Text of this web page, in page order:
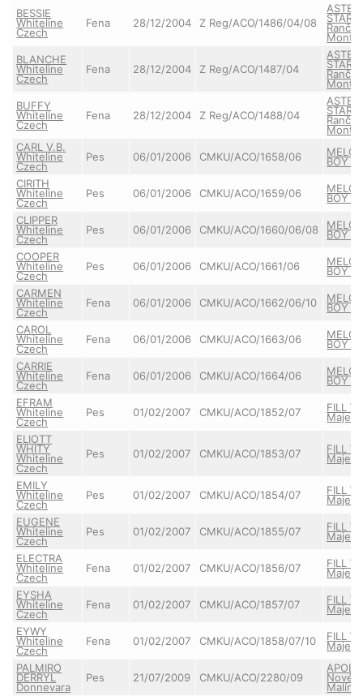
BESSIE
Whiteline
Czech
Fena 28/12/2004 Z Reg/ACO/1486/04/08 STAR z
Ranče
BLANCHE
Whiteline
Czech
Fena 28/12/2004 Z Reg/ACO/1487/04 STAR z
Ranče
BUFFY
Whiteline
Czech
Fena 28/12/2004 Z Reg/ACO/1488/04 STAR z
Ranče
CARL V.B.
Whiteline
Czech
Pes 06/01/2006 CMKU/ACO/1658/06
BOY
CIRITH
Whiteline
Czech
Pes 06/01/2006 CMKU/ACO/1659/06
BOY
CLIPPER
Whiteline
Czech
Pes 06/01/2006 CMKU/ACO/1660/06/08
BOY
COOPER
Whiteline
Czech
Pes 06/01/2006 CMKU/ACO/1661/06
BOY
CARMEN
Whiteline
Czech
Fena 06/01/2006 CMKU/ACO/1662/06/10
BOY
CAROL
Whiteline
Czech
Fena 06/01/2006 CMKU/ACO/1663/06
BOY
CARRIE
Whiteline
Czech
Fena 06/01/2006 CMKU/ACO/1664/06
BOY
EFRAM
Whiteline
Czech
Pes 01/02/2007 CMKU/ACO/1852/07 FILL
ELIOTT
WHITY
Whiteline
Czech
Pes 01/02/2007 CMKU/ACO/1853/07 FILL
EMILY
Whiteline
Czech
Pes 01/02/2007 CMKU/ACO/1854/07 FILL
EUGENE
Whiteline
Czech
Pes 01/02/2007 CMKU/ACO/1855/07 FILL
ELECTRA
Whiteline
Czech
Fena 01/02/2007 CMKU/ACO/1856/07 FILL
EYSHA
Whiteline
Czech
Fena 01/02/2007 CMKU/ACO/1857/07 FILL
EYWY
Whiteline
Czech
Fena 01/02/2007 CMKU/ACO/1858/07/10 FILL
PALMIRO
DERRYL
Donnevara
Pes 21/07/2009 CMKU/ACO/2280/09
Malína